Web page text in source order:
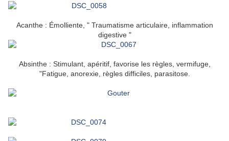
Acanthe : Émolliente, " Traumatisme articulaire, inflammation
digestive "
Absinthe : Stimulant, apéritif, favorise les règles, vermifuge,
"Fatigue, anorexie, règles difficiles, parasitose.